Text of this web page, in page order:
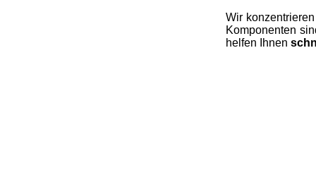
Wir
Komponenten
helfen Ihnen